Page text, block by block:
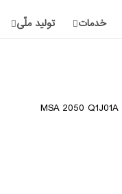
خدمات تولید ملّی